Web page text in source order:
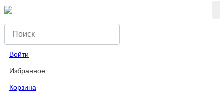
Войти
Избранное
Корзина